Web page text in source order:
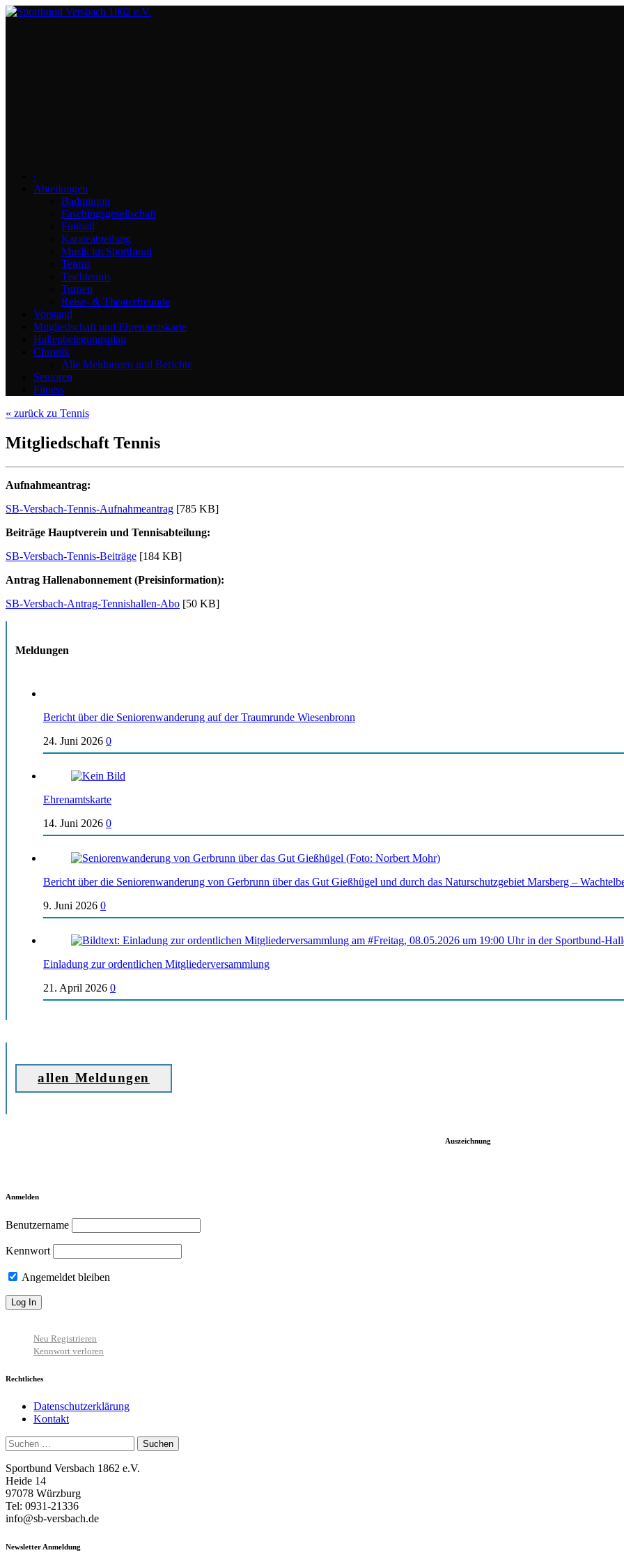
∙
Abteilungen
Badminton
Faschingsgesellschaft
Fußball
Karateabteilung
Musik im Sportbund
Tennis
Tischtennis
Turnen
Reise- & Theaterfreunde
Vorstand
Mitgliedschaft und Ehrenamtskarte
Hallenbelegungsplan
Chronik
Alle Meldungen und Berichte
Senioren
Fitness
« zurück zu Tennis
Mitgliedschaft Tennis
Aufnahmeantrag:
SB-Versbach-Tennis-Aufnahmeantrag [785 KB]
Beiträge Hauptverein und Tennisabteilung:
SB-Versbach-Tennis-Beiträge [184 KB]
Antrag Hallenabonnement (Preisinformation):
SB-Versbach-Antrag-Tennishallen-Abo [50 KB]
Meldungen
Bericht über die Seniorenwanderung auf der Traumrunde Wiesenbronn
24. Juni 2026 0
Ehrenamtskarte
14. Juni 2026 0
Bericht über die Seniorenwanderung von Gerbrunn über das Gut Gießhügel und durch das Naturschutzgebiet Marsberg –
9. Juni 2026 0
Einladung zur ordentlichen Mitgliederversammlung
21. April 2026 0
allen Meldungen
Auszeichnung
Anmelden
Benutzername
Kennwort
Angemeldet bleiben
Neu Registrieren
Kennwort verloren
Rechtliches
Datenschutzerklärung
Kontakt
Suchen
nach:
Sportbund Versbach 1862 e.V.
Heide 14
97078 Würzburg
Tel: 0931-21336
info@sb-versbach.de
Newsletter Anmeldung